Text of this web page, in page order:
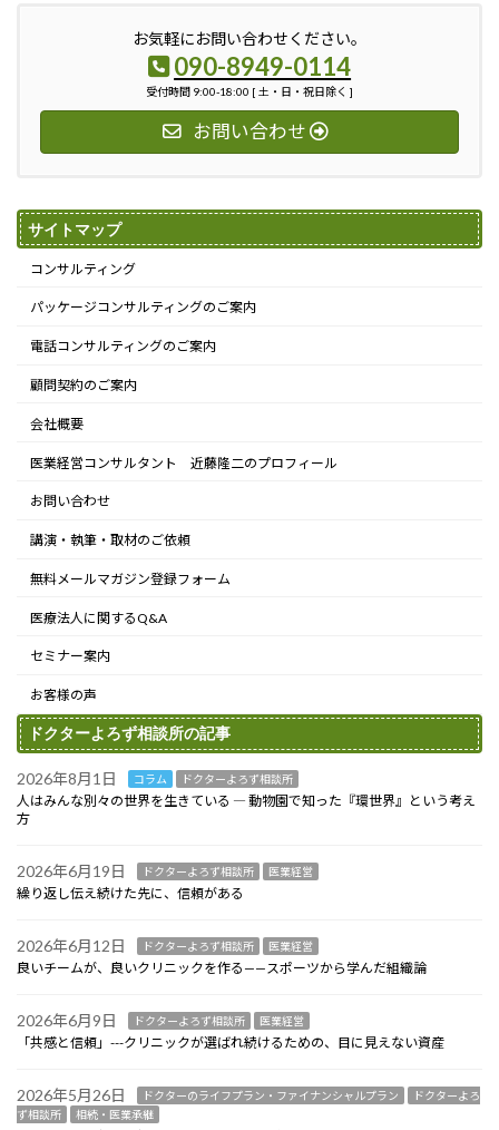
お気軽にお問い合わせください。
090-8949-0114
受付時間 9:00-18:00 [ 土・日・祝日除く ]
お問い合わせ
サイトマップ
コンサルティング
パッケージコンサルティングのご案内
電話コンサルティングのご案内
顧問契約のご案内
会社概要
医業経営コンサルタント 近藤隆二のプロフィール
お問い合わせ
講演・執筆・取材のご依頼
無料メールマガジン登録フォーム
医療法人に関するQ&A
セミナー案内
お客様の声
ドクターよろず相談所の記事
2026年8月1日 コラム ドクターよろず相談所
人はみんな別々の世界を生きている ― 動物園で知った『環世界』という考え
方
2026年6月19日 ドクターよろず相談所 医業経営
繰り返し伝え続けた先に、信頼がある
2026年6月12日 ドクターよろず相談所 医業経営
良いチームが、良いクリニックを作る——スポーツから学んだ組織論
2026年6月9日 ドクターよろず相談所 医業経営
「共感と信頼」---クリニックが選ばれ続けるための、目に見えない資産
2026年5月26日 ドクターのライフプラン・ファイナンシャルプラン
ドクターよろ
ず相談所
相続・医業承継